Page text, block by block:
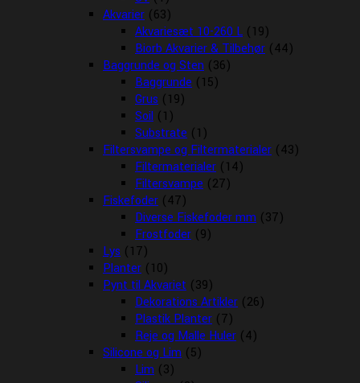
Akvarier (63)
Akvariesæt 10-260 L (19)
Biorb Akvarier & Tilbehør (44)
Baggrunde og Sten (36)
Baggrunde (15)
Grus (19)
Soil (1)
Substrate (1)
Filtersvampe og Filtermaterialer (43)
Filtermaterialer (14)
Filtersvampe (27)
Fiskefoder (47)
Diverse Fiskefoder mm (37)
Frostfoder (9)
Lys (17)
Planter (10)
Pynt til Akvariet (39)
Dekorations Artikler (26)
Plastik Planter (7)
Reje og Malle Huler (4)
Silicone og Lim (5)
Lim (3)